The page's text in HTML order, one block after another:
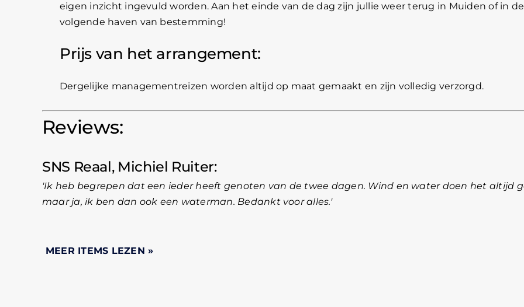
eigen inzicht ingevuld worden. Aan het einde van de dag zijn jullie weer terug in Muiden of in de
volgende haven van bestemming!
Prijs van het arrangement:
Dergelijke managementreizen worden altijd op maat gemaakt en zijn volledig verzorgd.
Reviews:
SNS Reaal, Michiel Ruiter
Ik heb begrepen dat een ieder heeft genoten van de twee dagen. Wind en water doen het altijd
maar ja, ik ben dan ook een waterman. Bedankt voor alles.